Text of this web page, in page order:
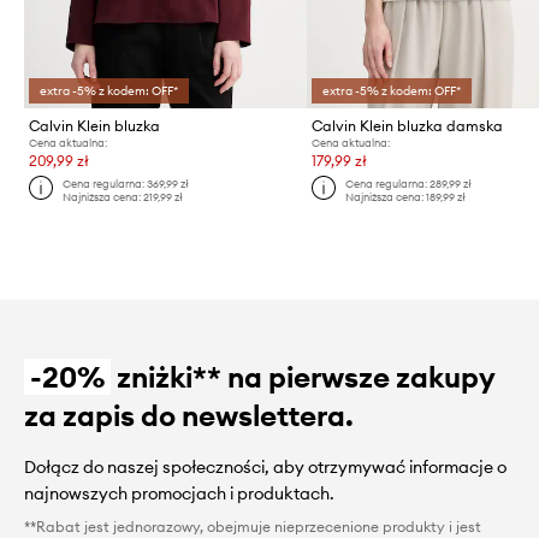
extra -5% z kodem: OFF*
Calvin Klein bluzka
Cena aktualna:
209,99 zł
Cena regularna:369,99 zł
Najniższa cena:219,99 zł
extra -5% z kodem: OFF*
Calvin Klein bluzka damska
Cena aktualna:
179,99 zł
Cena regularna: 289,99 zł
Najniższa cena: 189,99 zł
-20% zniżki** na pierwsze zakupy
za zapis do newslettera.
Dołącz do naszej społeczności, aby otrzymywać informacje o
najnowszych promocjach i produktach.
**Rabat jest jednorazowy, obejmuje nieprzecenione produkty i jest